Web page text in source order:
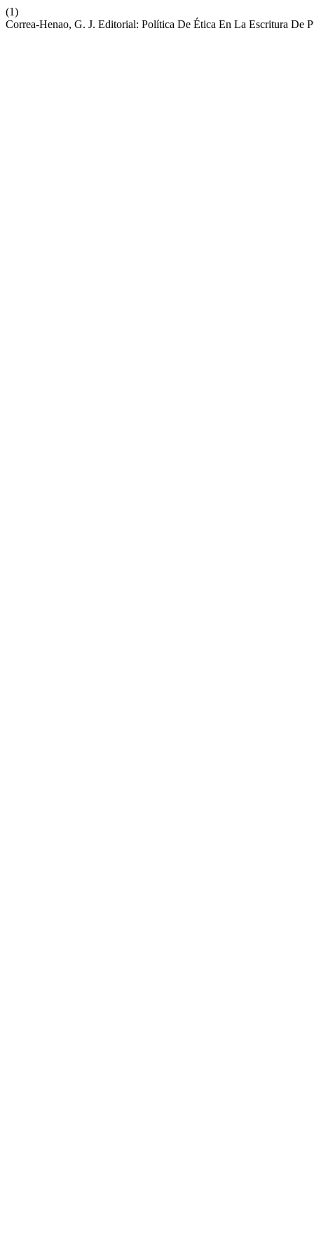
(1)
Correa-Henao, G. J. Editorial: Política De Ética En La Escritura De